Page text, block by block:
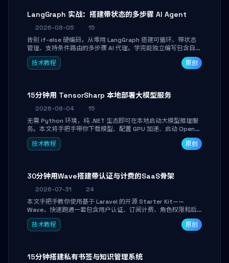
LangGraph 实战：搭建带状态的多步骤 AI Agent
2026-08-05
15
告别 if-else 硬编码，从零用 LangGraph 搭建可循环、带状态
管理、支持条件路由的多步骤 AI 代理。学完能独立编写包含自动
决策、工具调用和持久化状态的复杂工作流，并避开递归溢出、
状态丢失等常见坑点。
技术教程 原创
15分钟用 TensorSharp 本地部署大模型服务
2026-08-04
15
无需 Python 环境，纯 .NET 生态即可在本地启动大模型推理服
务。本文将手把手带你下载模型、配置 GPU 加速、启动 OpenAI
兼容 API，并在 C# 业务代码中无缝调用。数据不出网，零门槛
搞定本地 LLM 部署。
技术教程 原创
30分钟用Wave搭建带认证与计费的SaaS骨架
2026-07-31
24
本文手把手教你使用基于 Laravel 的开源 Starter Kit——
Wave，快速跑通一套包含用户认证、订阅计费、角色权限和后
台管理的完整 SaaS 骨架。附带 Stripe 测试支付对接与自定义
业务页面开发实战，助你省去重复基建时间，将精力聚焦于核心
技术教程 原创
15分钟搭建私有书签与知识管理系统